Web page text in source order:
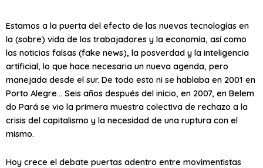
Estamos a la puerta del efecto de las nuevas tecnologías en
la (sobre) vida de los trabajadores y la economía, así como
las noticias falsas (fake news), la posverdad y la inteligencia
artificial, lo que hace necesaria un nueva agenda, pero
manejada desde el sur. De todo esto ni se hablaba en 2001 en
Porto Alegre… Seis años después del inicio, en 2007, en Belem
do Pará se vio la primera muestra colectiva de rechazo a la
crisis del capitalismo y la necesidad de una ruptura con el
mismo.
Hoy crece el debate puertas adentro entre movimentistas